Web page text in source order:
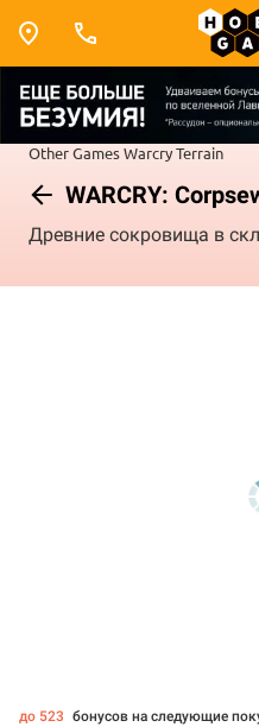
Other GamesWarcryTerrain
WARCRY:
Древние сокровища в
до 523 бонусов на следующие